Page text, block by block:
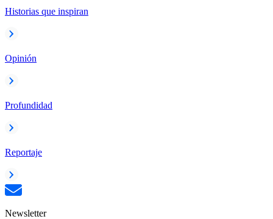
Historias que inspiran
Opinión
Profundidad
Reportaje
Newsletter